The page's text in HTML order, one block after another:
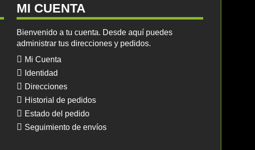
MI CUENTA
Bienvenido a tu cuenta. Desde aquí puedes
administrar tus direcciones y pedidos.
Mi Cuenta
Identidad
Direcciones
Historial de pedidos
Estado del pedido
Seguimiento de envíos